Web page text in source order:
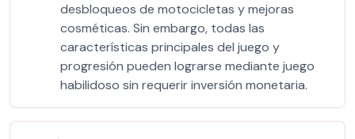
desbloqueos de motocicletas y mejoras
cosméticas. Sin embargo, todas las
características principales del juego y
progresión pueden lograrse mediante juego
habilidoso sin requerir inversión monetaria.